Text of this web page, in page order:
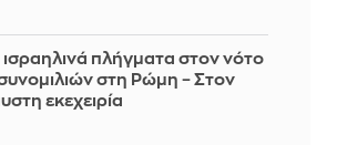
πλήγματα στον νότο
στη Ρώμη – Στον
εκεχειρία